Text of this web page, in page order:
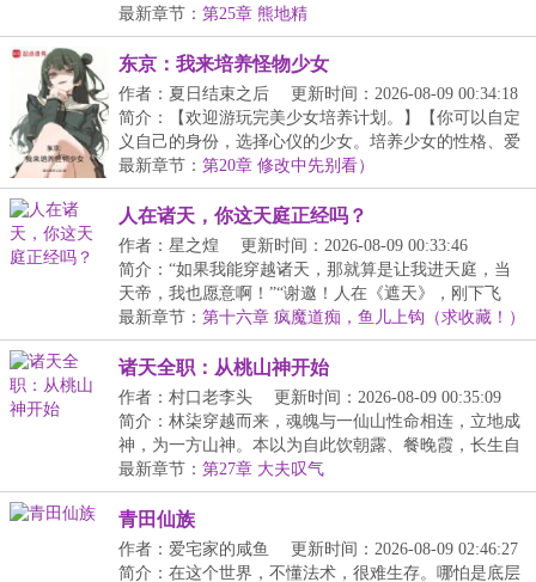
币，...
最新章节： 第25章 熊地精
东京：我来培养怪物少女
作者：夏日结束之后
更新时间：2026-08-09 00:34:18
简介：【欢迎游玩完美少女培养计划。】【你可以自定
义自己的身份，选择心仪的少女。培养少女的性格、爱
好...
最新章节： 第20章 修改中先别看）
人在诸天，你这天庭正经吗？
作者：星之煌
更新时间：2026-08-09 00:33:46
简介：“如果我能穿越诸天，那就算是让我进天庭，当
天帝，我也愿意啊！”“谢邀！人在《遮天》，刚下飞
机...
最新章节： 第十六章 疯魔道痴，鱼儿上钩（求收藏！）
诸天全职：从桃山神开始
作者：村口老李头
更新时间：2026-08-09 00:35:09
简介：林柒穿越而来，魂魄与一仙山性命相连，立地成
神，为一方山神。本以为自此饮朝露、餐晚霞，长生自
在...
最新章节： 第27章 大夫叹气
青田仙族
作者：爱宅家的咸鱼
更新时间：2026-08-09 02:46:27
简介：在这个世界，不懂法术，很难生存。哪怕是底层